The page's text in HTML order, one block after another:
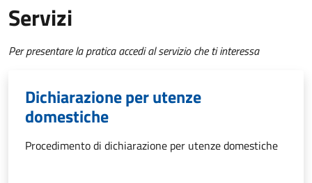
Servizi
Per presentare la pratica accedi al servizio che ti interessa
Dichiarazione per utenze
domestiche
Procedimento di dichiarazione per utenze domestiche